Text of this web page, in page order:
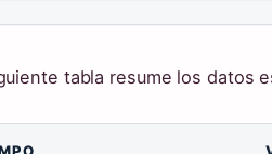
tabla resume los datos